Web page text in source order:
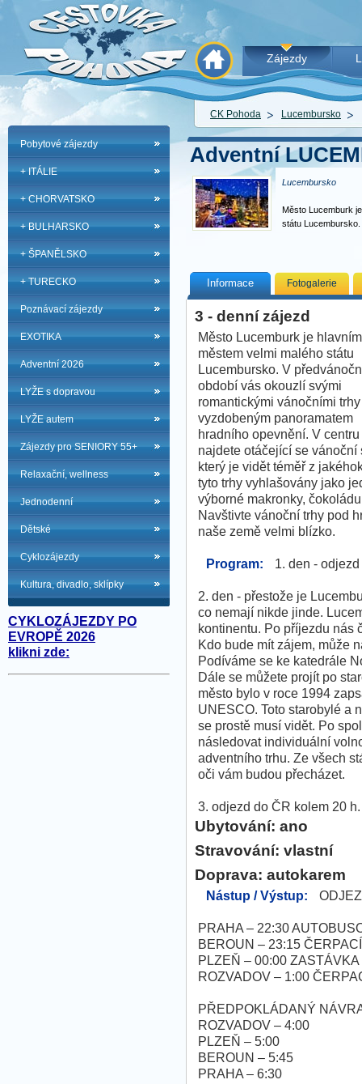
Zájezdy
CK Pohoda Lucembursko
Pobytové zájezdy
+ ITÁLIE
+ CHORVATSKO
+ BULHARSKO
+ ŠPANĚLSKO
+ TURECKO
Poznávací zájezdy
EXOTIKA
Adventní 2026
LYŽE s dopravou
LYŽE autem
Zájezdy pro SENIORY 55+
Relaxační, wellness
Jednodenní
Dětské
Cyklozájezdy
Kultura, divadlo, sklípky
CYKLOZÁJEZDY PO
EVROPĚ 2026
klikni zde:
Adventní
Lucembursko
Město Lucemburk
státu
Informace Fotogalerie
3 - denní zájezd
Město Lucemburk je hlavním
městem velmi malého státu
Lucembursko. V
období vás okouzlí svými
romantickými vánočními
vyzdobeným panoramatem
hradního opevnění. V
najdete otáčející se vánoční
který je vidět téměř z
tyto trhy vyhlašovány jako
výborné makronky,
Navštivte vánoční trhy pod
naše země velmi blízko.
Program: 1. den -
2. den - přestože je
co nemají nikde jinde.
kontinentu. Po příjezdu nás
Kdo bude mít zájem, může
Podíváme se ke katedrále
Dále se můžete projít po
město bylo v roce 1994
UNESCO. Toto starobylé a
se prostě musí vidět. Po
následovat individuální
adventního trhu. Ze všech
oči vám budou přecházet.
3. odjezd do ČR kolem 20 h.
Ubytování: ano
Stravování: vlastní
Doprava: autokarem
Nástup / Výstup:
PRAHA – 22:30
BEROUN – 23:15
PLZEŇ – 00:00
ROZVADOV – 1:00
PŘEDPOKLÁDANÝ
ROZVADOV – 4:00
PLZEŇ – 5:00
BEROUN – 5:45
PRAHA – 6:30